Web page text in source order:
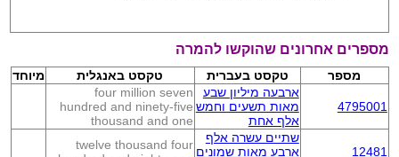
מספרים אחרונים שהוקשו להמרה
מספר טקסט בעברית טקסט באנגלית מיוחד
4795001
ארבעה מיליון שבע
מאות תשעים וחמש
אלף אחת
four million seven
hundred and ninety-five
thousand and one
12481
שתיים עשרה אלף
ארבע מאות שמונים twelve thousand four